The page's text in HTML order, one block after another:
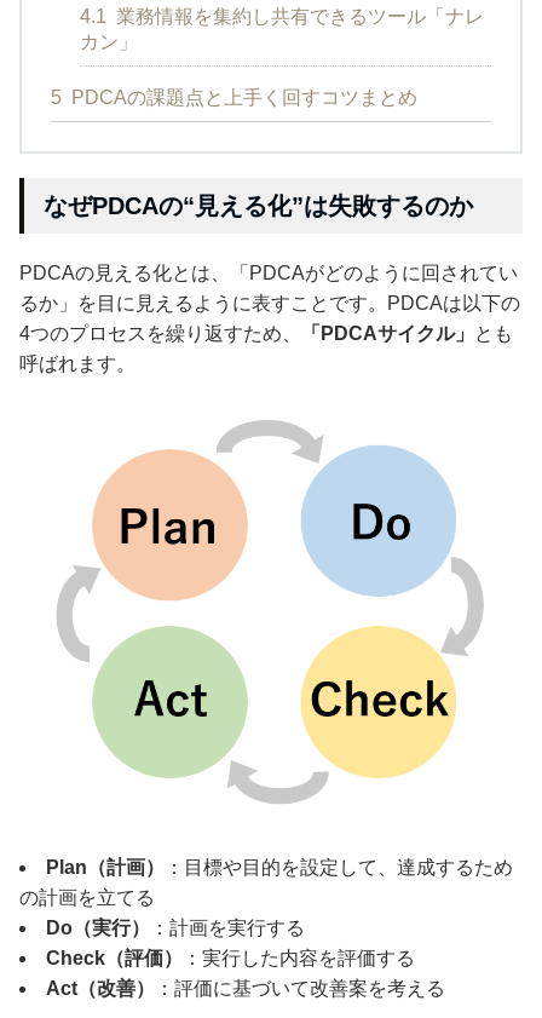
4.1 業務情報を集約し共有できるツール「ナレ
カン」
5 PDCAの課題点と上手く回すコツまとめ
なぜPDCAの“見える化”は失敗するのか
PDCAの見える化とは、「PDCAがどのように回されてい
るか」を目に見えるように表すことです。PDCAは以下の
4つのプロセスを繰り返すため、
「PDCAサイクル」
とも
呼ばれます。
Plan（計画）
：目標や目的を設定して、達成するため
の計画を立てる
Do（実行）
：計画を実行する
Check（評価）
：実行した内容を評価する
Act（改善）
：評価に基づいて改善案を考える